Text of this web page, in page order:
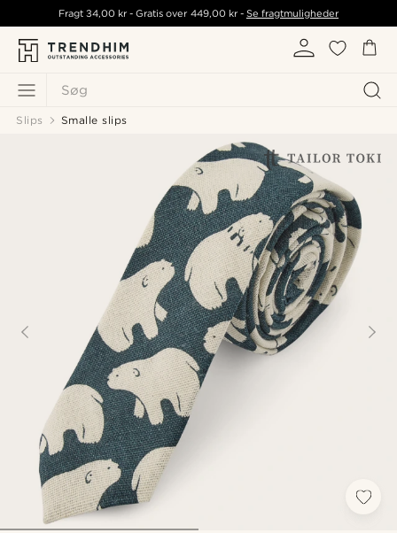
Søg
Fragt34,00 kr - Gratis over 449,00 kr- Se fragtmuligheder
Slips Smalle slips